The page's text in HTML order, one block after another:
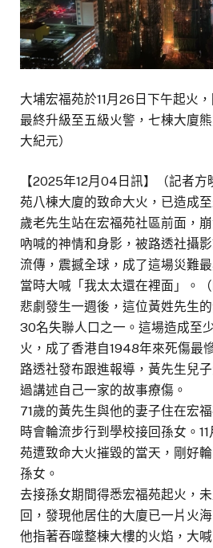
大埔宏福苑於11月26日下午起火
最終升級至五級火警，七棟大廈
大紀元）
【2025年12月04日訊】（記者
苑八棟大廈的致命大火，已造成
歲老先生站在宏福苑社區前面，
吶喊的神情和身影，被路透社攝
流傳，震撼全球，成了這場災難
當時大喊「我太太還在裡面」。（
悲劇發生一週後，這位黃姓先生
30名失聯人口之一。這場造成至
火，成了香港自1948年來死傷最
路透社發布跟進報導，黃先生兒
過講述自己一家的故事療傷。
71歲的黃先生與他的妻子住在宏
時會輪流步行到學校接回孫女。
苑遭致命大火摧毀的當天，剛好
孫女。
去接孫女期間得悉宏福苑起火，
回，發現他居住的大廈已一片火海
他指著吞噬整棟大樓的火焰，大